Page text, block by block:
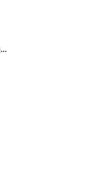
BGH zur Ausschüttung von Liquiditätsüberschüssen an Kommanditisten